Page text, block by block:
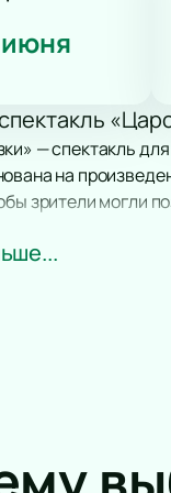
июня
— спектакль
на
зрители могли